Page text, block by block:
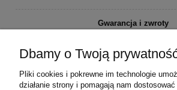
Gwarancja i zwroty
O firmie
Dbamy o Twoją
Pliki cookies i pokrewne im technologie
działanie strony i pomagają nam